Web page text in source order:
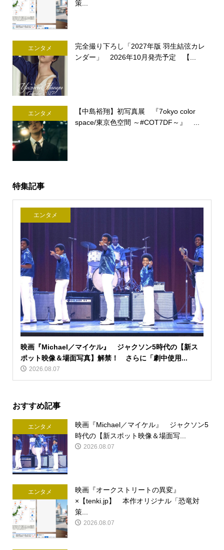
策...
エンタメ
完全撮り下ろし「2027年版 羽生結弦カレ
ンダー」 2026年10月発売予定 【...
エンタメ
【中島裕翔】初写真展 『7okyo color
space/東京色空間 ～#COT7DF～』 ...
特集記事
エンタメ
映画『Michael／マイケル』 ジャクソン5時代の【新ス
ポット映像＆場面写真】解禁！ さらに「劇中使用...
2026.08.07
おすすめ記事
エンタメ
映画『Michael／マイケル』 ジャクソン5
時代の【新スポット映像＆場面写...
2026.08.07
エンタメ
映画『オークストリートの異変』
×【tenki.jp】 本作オリジナル「恐竜対
策...
2026.08.07